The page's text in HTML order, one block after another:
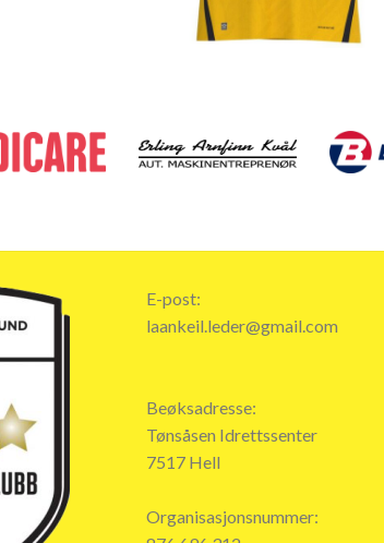
E-post:
laankeil.leder@gmail.com
Beøksadresse:
Tønsåsen Idrettssenter
7517 Hell
Organisasjonsnummer: